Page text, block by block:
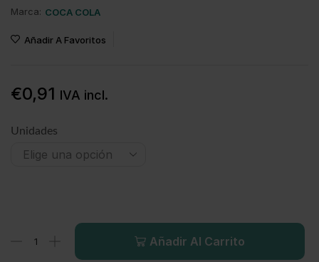
Marca: COCA COLA
Añadir A Favoritos
€0,91 IVA incl.
Unidades
Añadir Al Carrito